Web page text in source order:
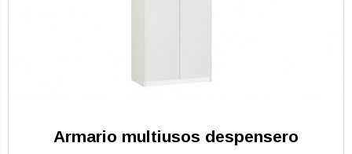
Armario multiusos despensero